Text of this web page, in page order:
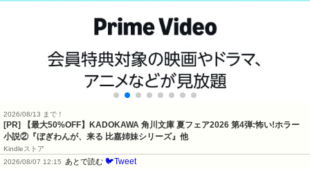
2026/08/13 まで！
[PR] 【最大50%OFF】KADOKAWA 角川文庫 夏フェア2026 第4弾:怖い!ホラー
小説②『ぼぎわんが、来る 比嘉姉妹シリーズ』他
Kindleストア
2026/08/07 12:15
あとで読む 🐦Tweet